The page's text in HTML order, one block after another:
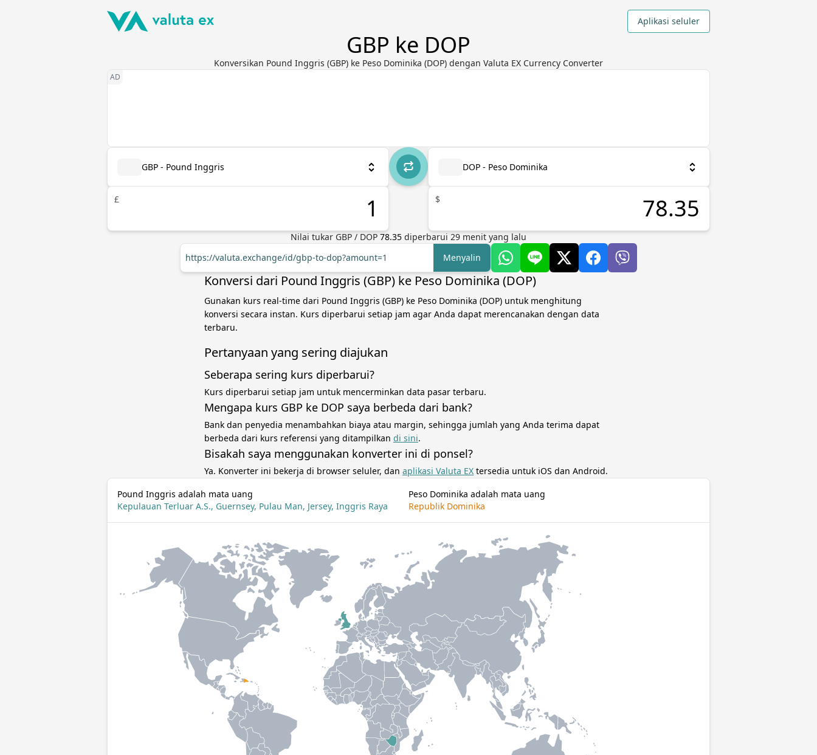
Aplikasi seluler
GBP ke DOP
Konversikan Pound Inggris (GBP) ke Peso Dominika (DOP) dengan Valuta EX Currency Converter
GBP - Pound Inggris
£
DOP - Peso Dominika
$
Nilai tukar GBP / DOP 78.35 diperbarui 29 menit yang lalu
https://valuta.exchange/id/gbp-to-dop?amount=1
Menyalin
Konversi dari Pound Inggris (GBP) ke Peso Dominika (DOP)
Gunakan kurs real-time dari Pound Inggris (GBP) ke Peso Dominika (DOP) untuk menghitung
konversi secara instan. Kurs diperbarui setiap jam agar Anda dapat merencanakan dengan data
terbaru.
Pertanyaan yang sering diajukan
Seberapa sering kurs diperbarui?
Kurs diperbarui setiap jam untuk mencerminkan data pasar terbaru.
Mengapa kurs GBP ke DOP saya berbeda dari bank?
Bank dan penyedia menambahkan biaya atau margin, sehingga jumlah yang Anda terima dapat
berbeda dari kurs referensi yang ditampilkan di sini.
Bisakah saya menggunakan konverter ini di ponsel?
Ya. Konverter ini bekerja di browser seluler, dan aplikasi Valuta EX tersedia untuk iOS dan Android.
Pound Inggris adalah mata uang
Kepulauan Terluar A.S., Guernsey, Pulau Man, Jersey, Inggris Raya
Peso Dominika adalah mata uang
Republik Dominika